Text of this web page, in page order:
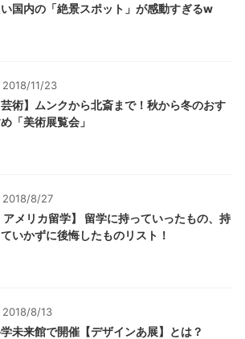
国内の「絶景スポット」が感動すぎるw
2018/11/23
芸術】ムンクから北斎まで！秋から冬のおす
「美術展覧会」
2018/8/27
アメリカ留学】 留学に持っていったもの、持
いかずに後悔したものリスト！
2018/8/13
未来館で開催【デザインあ展】とは？